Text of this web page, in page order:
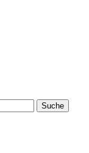
Suche